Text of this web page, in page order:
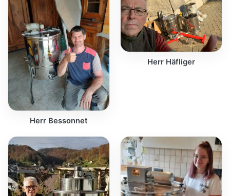
Herr Bessonnet
Herr Häfliger